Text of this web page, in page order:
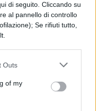
di seguito. Cliccando su
al pannello di controllo
Se rifiuti tutto,
Outs
of my
protagonista di“3